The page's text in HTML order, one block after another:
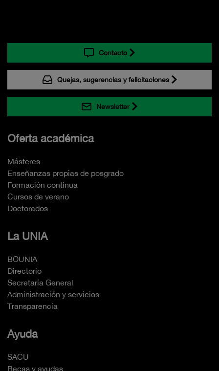
Contacto
Quejas, sugerencias y felicitaciones
Newsletter
Oferta académica
Másteres
Enseñanzas propias de posgrado
Formación continua
Cursos de verano
Doctorados
La UNIA
BOUNIA
Directorio
Secretaría General
Administración y servicios
Transparencia
Ayuda
SACU
Becas y ayudas